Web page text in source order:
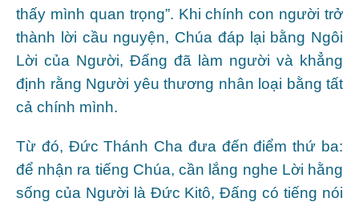
thấy mình quan trọng”. Khi chính con người trở
thành lời cầu nguyện, Chúa đáp lại bằng Ngôi
Lời của Người, Đấng đã làm người và khẳng
định rằng Người yêu thương nhân loại bằng tất
cả chính mình.
Từ đó, Đức Thánh Cha đưa đến điểm thứ ba:
để nhận ra tiếng Chúa, cần lắng nghe Lời hằng
sống của Người là Đức Kitô, Đấng có tiếng nói